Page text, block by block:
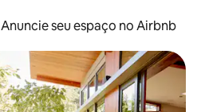
Anuncie seu espaço no Airbnb